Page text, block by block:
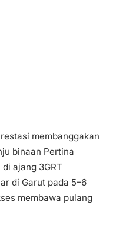
membanggakan
binaan Pertina
ajang 3GRT
di Garut pada 5–6
membawa pulang